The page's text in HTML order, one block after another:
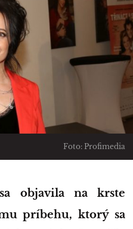
Foto: Profimedia
príbehu, ktorý sa